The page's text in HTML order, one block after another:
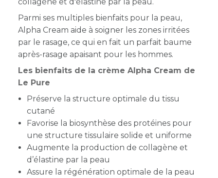
Parmi ses multiples bienfaits pour la peau,
Alpha Cream aide à soigner les zones irritées
par le rasage, ce qui en fait un parfait baume
après-rasage apaisant pour les hommes.
Les bienfaits de la crème Alpha Cream de
Le Pure
Préserve la structure optimale du tissu
cutané
Favorise la biosynthèse des protéines pour
une structure tissulaire solide et uniforme
Augmente la production de collagène et
d’élastine par la peau
Assure la régénération optimale de la peau